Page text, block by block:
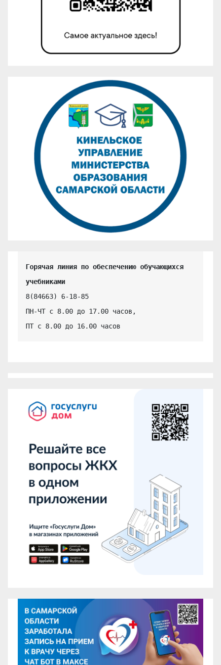
Горячая линия по обеспечению обучающихся
учебниками
8(84663) 6-18-85
ПН-ЧТ с 8.00 до 17.00 часов,
ПТ с 8.00 до 16.00 часов